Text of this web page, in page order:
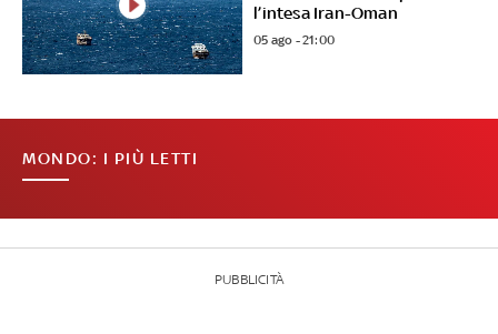
l’intesa Iran-Oman
05 ago - 21:00
MONDO: I PIÙ LETTI
PUBBLICITÀ